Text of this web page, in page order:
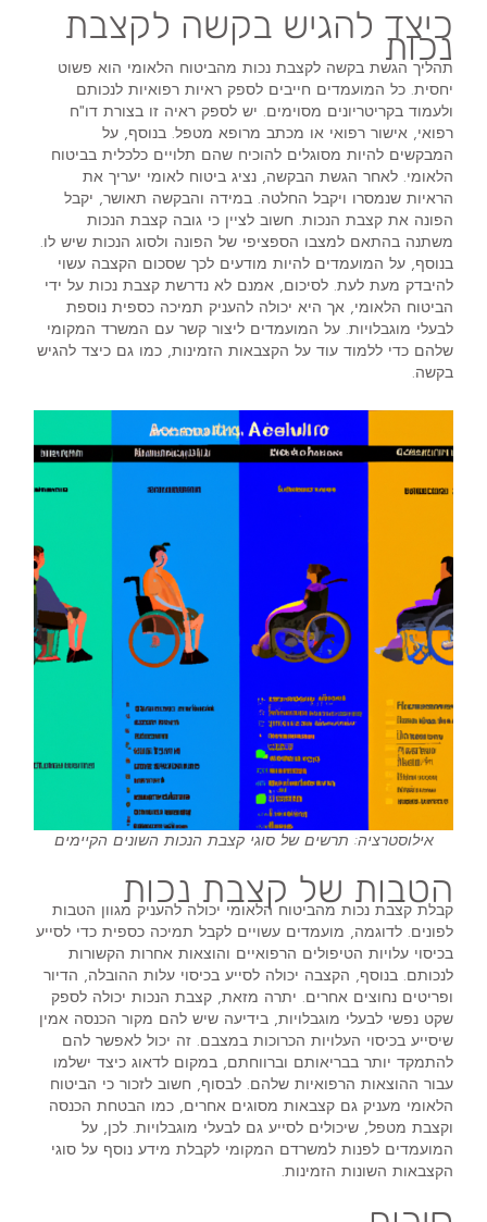
כיצד להגיש בקשה לקצבת
נכות
תהליך הגשת בקשה לקצבת נכות מהביטוח הלאומי הוא פשוט
יחסית. כל המועמדים חייבים לספק ראיות רפואיות לנכותם
ולעמוד בקריטריונים מסוימים. יש לספק ראיה זו בצורת דו"ח
רפואי, אישור רפואי או מכתב מרופא מטפל. בנוסף, על
המבקשים להיות מסוגלים להוכיח שהם תלויים כלכלית בביטוח
הלאומי. לאחר הגשת הבקשה, נציג ביטוח לאומי יעריך את
הראיות שנמסרו ויקבל החלטה. במידה והבקשה תאושר, יקבל
הפונה את קצבת הנכות. חשוב לציין כי גובה קצבת הנכות
משתנה בהתאם למצבו הספציפי של הפונה ולסוג הנכות שיש לו.
בנוסף, על המועמדים להיות מודעים לכך שסכום הקצבה עשוי
להיבדק מעת לעת. לסיכום, אמנם לא נדרשת קצבת נכות על ידי
הביטוח הלאומי, אך היא יכולה להעניק תמיכה כספית נוספת
לבעלי מוגבלויות. על המועמדים ליצור קשר עם המשרד המקומי
שלהם כדי ללמוד עוד על הקצבאות הזמינות, כמו גם כיצד להגיש
בקשה.
אילוסטרציה: תרשים של סוגי קצבת הנכות השונים הקיימים
הטבות של קצבת נכות
קבלת קצבת נכות מהביטוח הלאומי יכולה להעניק מגוון הטבות
לפונים. לדוגמה, מועמדים עשויים לקבל תמיכה כספית כדי לסייע
בכיסוי עלויות הטיפולים הרפואיים והוצאות אחרות הקשורות
לנכותם. בנוסף, הקצבה יכולה לסייע בכיסוי עלות ההובלה, הדיור
ופריטים נחוצים אחרים. יתרה מזאת, קצבת הנכות יכולה לספק
שקט נפשי לבעלי מוגבלויות, בידיעה שיש להם מקור הכנסה אמין
שיסייע בכיסוי העלויות הכרוכות במצבם. זה יכול לאפשר להם
להתמקד יותר בבריאותם וברווחתם, במקום לדאוג כיצד ישלמו
עבור ההוצאות הרפואיות שלהם. לבסוף, חשוב לזכור כי הביטוח
הלאומי מעניק גם קצבאות מסוגים אחרים, כמו הבטחת הכנסה
וקצבת מטפל, שיכולים לסייע גם לבעלי מוגבלויות. לכן, על
המועמדים לפנות למשרדם המקומי לקבלת מידע נוסף על סוגי
הקצבאות השונות הזמינות.